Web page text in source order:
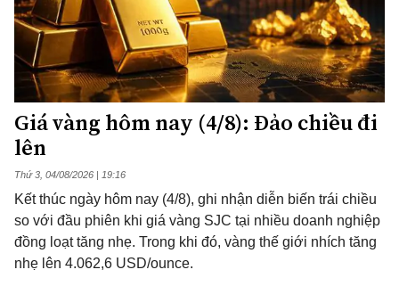
Giá vàng hôm nay (4/8): Đảo chiều đi
lên
Thứ 3, 04/08/2026 | 19:16
Kết thúc ngày hôm nay (4/8), ghi nhận diễn biến trái chiều
so với đầu phiên khi giá vàng SJC tại nhiều doanh nghiệp
đồng loạt tăng nhẹ. Trong khi đó, vàng thế giới nhích tăng
nhẹ lên 4.062,6 USD/ounce.